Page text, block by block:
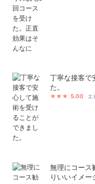
丁寧な接客で
た。
5.00 エ
無理にコース
りいいイメー